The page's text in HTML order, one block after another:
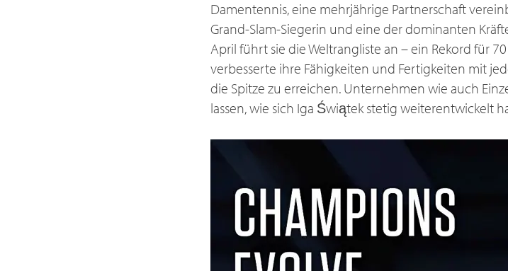
Damentennis, eine mehrjährige Partnerschaft
Grand-Slam-Siegerin und eine der dominanten
April führt sie die Weltrangliste an – ein Rekord für
verbesserte ihre Fähigkeiten und Fertigkeiten mit
die Spitze zu erreichen. Unternehmen wie auch
lassen, wie sich Iga Świątek stetig weiterentwickelt